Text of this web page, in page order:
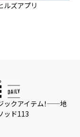
ルズアプリ
ックアイテム！——地
ッド113